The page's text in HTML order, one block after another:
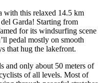
with this relaxed 14.5 km
Garda! Starting from
for its windsurfing scene
pedal mostly on smooth
that hug the lakefront.
and only about 50 meters of
of all levels. Most of